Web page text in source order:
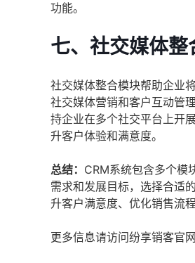
功能。
七、社交媒体整
社交媒体整合模块帮助企业
社交媒体营销和客户互动管
持企业在多个社交平台上开
升客户体验和满意度。
总结： CRM系统包含多个模
需求和发展目标，选择合适
升客户满意度、优化销售流
更多信息请访问纷享销客官网